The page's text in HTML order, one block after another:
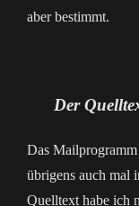
aber bestimmt.
Der
Das
übrigens auch mal
Quelltext habe ich